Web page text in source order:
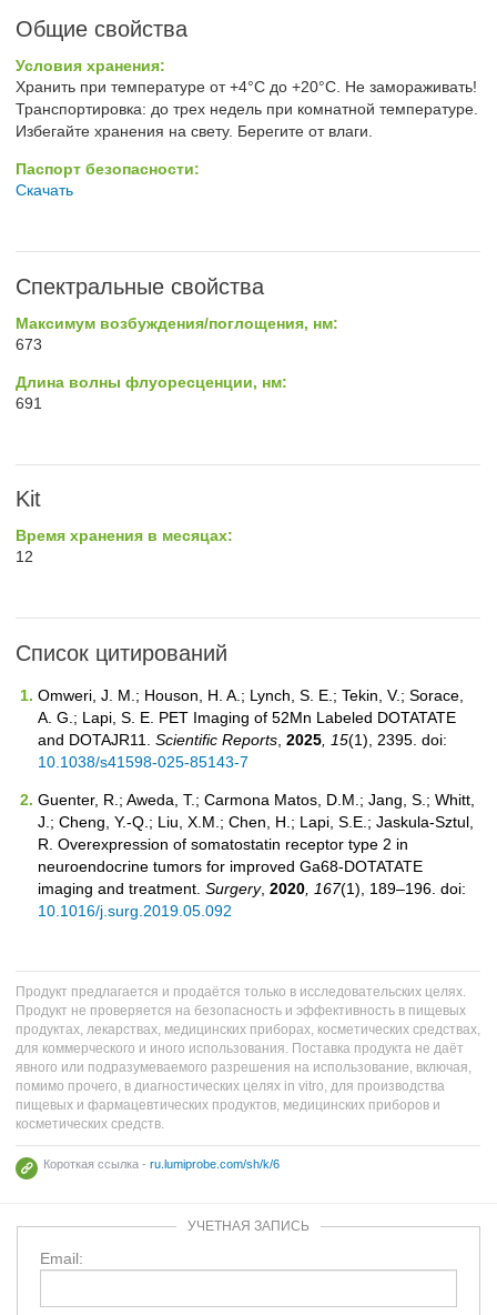
Общие свойства
Условия хранения:
Хранить при температуре от +4°C до +20°C. Не замораживать!
Транспортировка: до трех недель при комнатной температуре.
Избегайте хранения на свету. Берегите от влаги.
Паспорт безопасности:
Скачать
Спектральные свойства
Максимум возбуждения/поглощения, нм:
673
Длина волны флуоресценции, нм:
691
Kit
Время хранения в месяцах:
12
Список цитирований
Omweri, J. M.; Houson, H. A.; Lynch, S. E.; Tekin, V.; Sorace,
A. G.; Lapi, S. E. PET Imaging of 52Mn Labeled DOTATATE
and DOTAJR11. Scientific Reports 2025 , 15(1), 2395. doi:
10.1038/s41598-025-85143-7
Guenter, R.; Aweda, T.; Carmona Matos, D.M.; Jang, S.; Whitt,
J.; Cheng, Y.-Q.; Liu, X.M.; Chen, H.; Lapi, S.E.; Jaskula-Sztul,
R. Overexpression of somatostatin receptor type 2 in
neuroendocrine tumors for improved Ga68-DOTATATE
imaging and treatment. Surgery, 2020 , 167(1), 189–196. doi:
10.1016/j.surg.2019.05.092
Продукт предлагается и продаётся только в исследовательских целях.
Продукт не проверяется на безопасность и эффективность в пищевых
продуктах, лекарствах, медицинских приборах, косметических средствах,
для коммерческого и иного использования. Поставка продукта не даёт
явного или подразумеваемого разрешения на использование, включая,
помимо прочего, в диагностических целях in vitro, для производства
пищевых и фармацевтических продуктов, медицинских приборов и
косметических средств.
Короткая ссылка - ru.lumiprobe.com/sh/k/6
УЧЕТНАЯ ЗАПИСЬ
Email: